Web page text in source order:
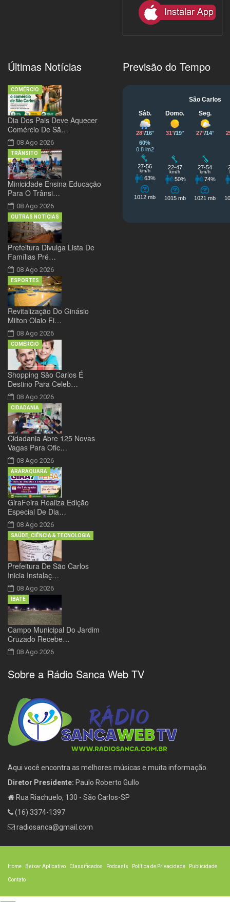
Últimas Notícias
Dia Dos Pais Deve Aquecer
Comércio De Sã…
08 Ago 2026
COMÉRCIO
Minicidade Ensina Educação
Para O Trânsi…
08 Ago 2026
TRÂNSITO
Prefeitura Divulga Lista De
Famílias Pré…
08 Ago 2026
OUTRAS NOTÍCIAS
Revitalização Do Ginásio
Milton Olaio Fi…
08 Ago 2026
ESPORTES
Shopping São Carlos É
Destino Para Celeb…
08 Ago 2026
COMÉRCIO
Cidadania Abre 125 Novas
Vagas Para Ofic…
08 Ago 2026
CIDADANIA
GiraFeira Realiza Edição
Especial De Dia…
08 Ago 2026
ARARAQUARA
Prefeitura De São Carlos
Inicia Instalaç…
08 Ago 2026
SAÚDE, CIÊNCIA & TECNOLOGIA
Campo Municipal Do Jardim
Cruzado Recebe…
08 Ago 2026
IBATÉ
Previsão do Tempo
Sobre a Rádio Sanca Web TV
Aqui você encontra as melhores músicas e muita informação.
Diretor Presidente: Paulo Roberto Gullo
Rua Riachuelo, 130 - São Carlos-SP
(16) 3374-1397
radiosanca@gmail.com
Home Baixar Aplicativo Classificados Podcasts Política de Privacidade Publicidade
Contato